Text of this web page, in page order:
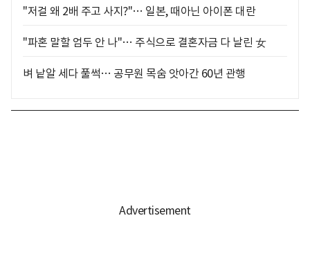
"저걸 왜 2배 주고 사지?"… 일본, 때아닌 아이폰 대란
"파혼 말할 엄두 안 나"… 주식으로 결혼자금 다 날린 女
벼 낱알 세다 풀썩… 공무원 목숨 앗아간 60년 관행